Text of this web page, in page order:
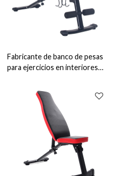
Fabricante de banco de pesas
para ejercicios en interiores
sentarse en el gimnasio en casa